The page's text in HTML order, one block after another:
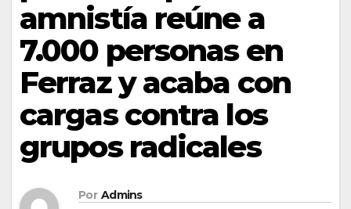
amnistía reúne a
7.000 personas en
Ferraz y acaba con
cargas contra los
grupos radicales
Por Admins